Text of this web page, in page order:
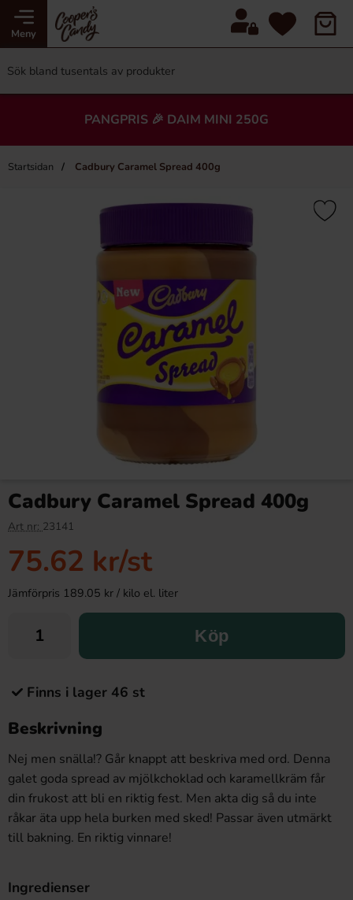
Meny
PANGPRIS 🎉 DAIM MINI 250G
Startsidan Cadbury Caramel Spread 400g
Cadbury Caramel Spread 400g
Art nr: 23141
75.62 kr/st
Jämförpris 189.05 kr / kilo el. liter
Köp
Finns i lager 46 st
Beskrivning
Nej men snälla!? Går knappt att beskriva med ord. Denna
galet goda spread av mjölkchoklad och karamellkräm får
din frukost att bli en riktig fest. Men akta dig så du inte
råkar äta upp hela burken med sked! Passar även utmärkt
till bakning. En riktig vinnare!
Ingredienser